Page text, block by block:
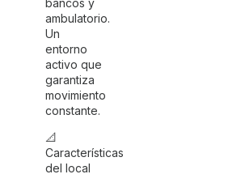
ambulatorio.
Un
entorno
activo que
garantiza
movimiento
constante.
📐
Características
del local